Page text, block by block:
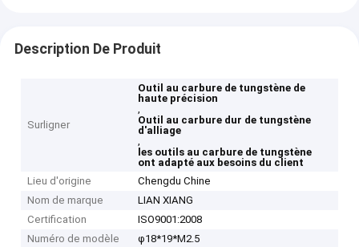
Description De Produit
Surligner
Outil au carbure de tungstène de
haute précision
,
Outil au carbure dur de tungstène
d'alliage
,
les outils au carbure de tungstène
ont adapté aux besoins du client
Lieu d'origine
Chengdu Chine
Nom de marque
LIAN XIANG
Certification
ISO9001:2008
Numéro de modèle
φ18*19*M2.5